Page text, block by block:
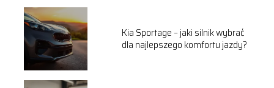
Kia Sportage – jaki silnik wybrać
dla najlepszego komfortu jazdy?